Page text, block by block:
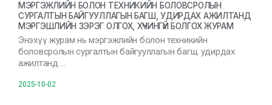
МЭРГЭЖЛИЙН БОЛОН ТЕХНИКИЙН БОЛОВСРОЛЫН
СУРГАЛТЫН БАЙГУУЛЛАГЫН БАГШ, УДИРДАХ АЖИЛТАНД
МЭРГЭШЛИЙН ЗЭРЭГ ОЛГОХ, ХҮЧИНГҮЙ БОЛГОХ ЖУРАМ
Энэхүү журам нь мэргэжлийн болон техникийн
боловсролын сургалтын байгууллагын багш, удирдах
ажилтанд …
2025-10-02